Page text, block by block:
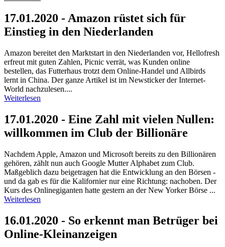
17.01.2020 - Amazon rüstet sich für
Einstieg in den Niederlanden
Amazon bereitet den Marktstart in den Niederlanden vor, Hellofresh
erfreut mit guten Zahlen, Picnic verrät, was Kunden online
bestellen, das Futterhaus trotzt dem Online-Handel und Allbirds
lernt in China. Der ganze Artikel ist im Newsticker der Internet-
World nachzulesen....
Weiterlesen
17.01.2020 - Eine Zahl mit vielen Nullen:
willkommen im Club der Billionäre
Nachdem Apple, Amazon und Microsoft bereits zu den Billionären
gehören, zählt nun auch Google Mutter Alphabet zum Club.
Maßgeblich dazu beigetragen hat die Entwicklung an den Börsen -
und da gab es für die Kalifornier nur eine Richtung: nachoben. Der
Kurs des Onlinegiganten hatte gestern an der New Yorker Börse ...
Weiterlesen
16.01.2020 - So erkennt man Betrüger bei
Online-Kleinanzeigen